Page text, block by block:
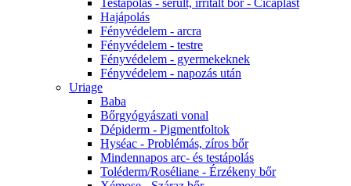
Testápolás - sérült, irritált bőr - Cicaplast
Hajápolás
Fényvédelem - arcra
Fényvédelem - testre
Fényvédelem - gyermekeknek
Fényvédelem - napozás után
Uriage
Baba
Bőrgyógyászati vonal
Dépiderm - Pigmentfoltok
Hyséac - Problémás, zíros bőr
Mindennapos arc- és testápolás
Toléderm/Roséliane - Érzékeny bőr